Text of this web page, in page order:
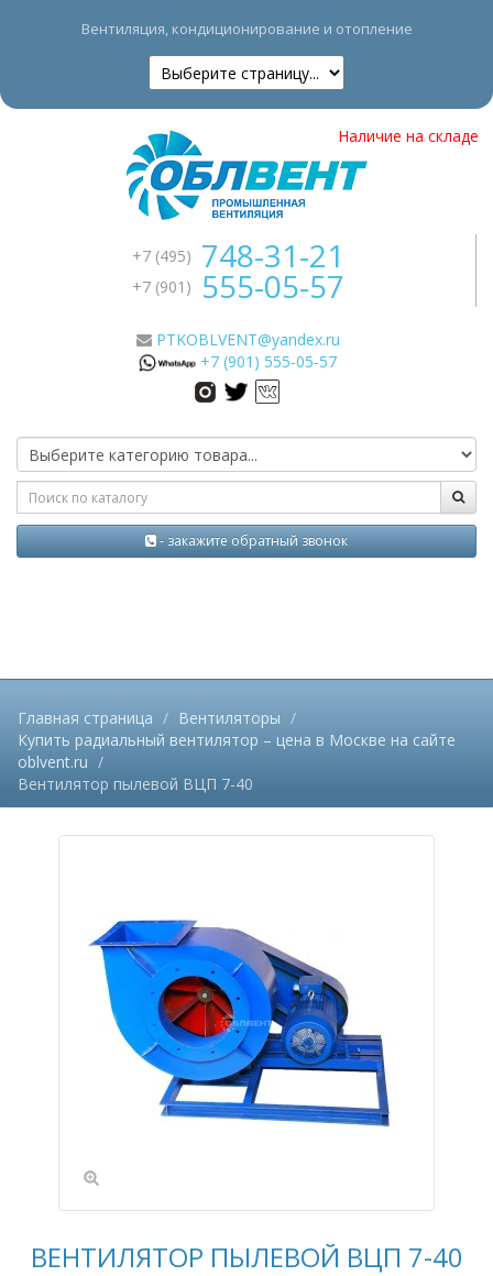
Вентиляция, кондиционирование и отопление
Наличие на складе
+7 (495) 748-31-21
+7 (901) 555-05-57
PTKOBLVENT@yandex.ru
+7 (901) 555-05-57
- закажите обратный звонок
Главная страница
Вентиляторы
Купить радиальный вентилятор – цена в Москве на сайте
oblvent.ru
Вентилятор пылевой ВЦП 7-40
ВЕНТИЛЯТОР ПЫЛЕВОЙ ВЦП 7-40